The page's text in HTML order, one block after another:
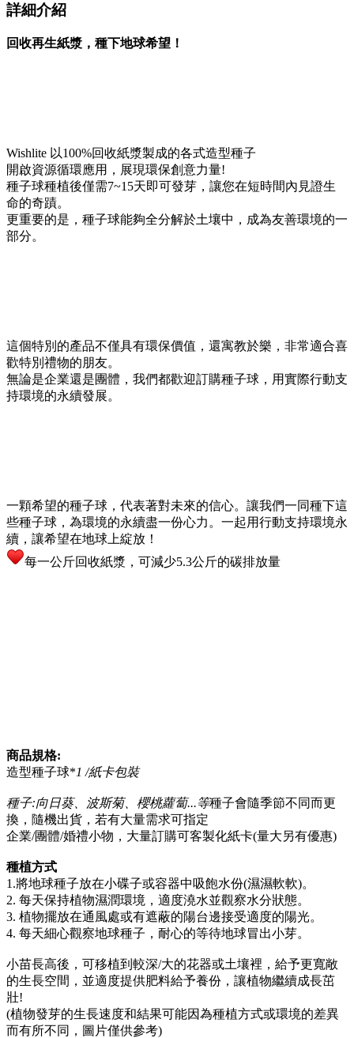
詳細介紹
回收再生紙漿，種下地球希望！
Wishlite 以100%回收紙漿製成的各式造型種子
開啟資源循環應用，展現環保創意力量!
種子球種植後僅需7~15天即可發芽，讓您在短時間內見證生
命的奇蹟。
更重要的是，種子球能夠全分解於土壤中，成為友善環境的一
部分。
這個特別的產品不僅具有環保價值，還寓教於樂，非常適合喜
歡特別禮物的朋友。
無論是企業還是團體，我們都歡迎訂購種子球，用實際行動支
持環境的永續發展。
一顆希望的種子球，代表著對未來的信心。讓我們一同種下這
些種子球，為環境的永續盡一份心力。一起用行動支持環境永
續，讓希望在地球上綻放！
每一公斤回收紙漿，可減少5.3公斤的碳排放量
商品規格:
造型種子球*1 /紙卡包裝
種子:向日葵、波斯菊、櫻桃蘿蔔...等種子會隨季節不同而更
換，隨機出貨，若有大量需求可指定
企業/團體/婚禮小物，大量訂購可客製化紙卡(量大另有優惠)
種植方式
1.將地球種子放在小碟子或容器中吸飽水份(濕濕軟軟)。
2. 每天保持植物濕潤環境，適度澆水並觀察水分狀態。
3. 植物擺放在通風處或有遮蔽的陽台邊接受適度的陽光。
4. 每天細心觀察地球種子，耐心的等待地球冒出小芽。
小苗長高後，可移植到較深/大的花器或土壤裡，給予更寬敞
的生長空間，並適度提供肥料給予養份，讓植物繼續成長茁
壯!
(植物發芽的生長速度和結果可能因為種植方式或環境的差異
而有所不同，圖片僅供參考)